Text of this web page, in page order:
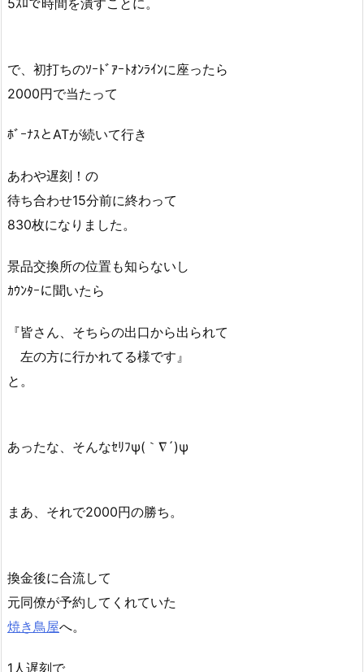
で、初打ちのｿｰﾄﾞｱｰﾄｵﾝﾗｲﾝに座ったら
2000円で当たって
ﾎﾞｰﾅｽとATが続いて行き
あわや遅刻！の
待ち合わせ15分前に終わって
830枚になりました。
景品交換所の位置も知らないし
ｶｳﾝﾀｰに聞いたら
『皆さん、そちらの出口から出られて
左の方に行かれてる様です』
と。
あったな、そんなｾﾘﾌψ(｀∇´)ψ
まあ、それで2000円の勝ち。
換金後に合流して
元同僚が予約してくれていた
焼き鳥屋へ。
1人遅刻で